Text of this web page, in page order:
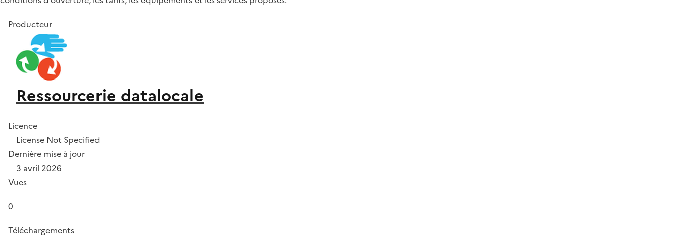
Producteur
Ressourcerie datalocale
Licence
License Not Specified
Dernière mise à jour
3 avril 2026
Vues
0
Téléchargements